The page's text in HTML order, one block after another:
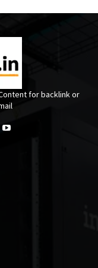
for backlink or